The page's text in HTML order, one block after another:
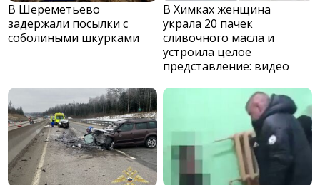
В Шереметьево
задержали посылки с
соболиными шкурками
В Химках женщина
украла 20 пачек
сливочного масла и
устроила целое
представление: видео